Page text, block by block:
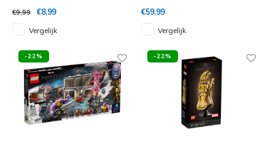
€9,99
€8,99
Vergelijk
€59,99
Vergelijk
-22% -22%